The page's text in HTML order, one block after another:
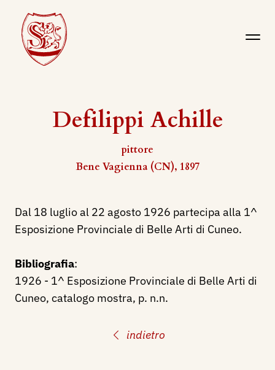
Defilippi Achille
pittore
Bene Vagienna (CN), 1897
indietro
Dal 18 luglio al 22 agosto 1926 partecipa alla 1^
Esposizione Provinciale di Belle Arti di Cuneo.
Bibliografia:
1926 - 1^ Esposizione Provinciale di Belle Arti di
Cuneo, catalogo mostra, p. n.n.